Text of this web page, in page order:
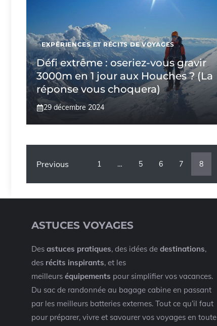
EXPÉRIENCES ET RÉCITS DE VOYAGES
Défi extrême : oseriez-vous gravir
3000m en 1 jour aux Houches ? (La
réponse vous choquera)
29 décembre 2024
Previous 1 … 5 6 7 8
ASTUCES VOYAGES
Des astuces pratiques, des idées de destinations,
des récits inspirants, et les
meilleurs équipements pour simplifier vos vacances.
Du sac de randonnée au bagage cabine en passant
par les meilleurs batteries externes. Tout ce qu’il faut
pour préparer, vivre et savourer vos voyages en toute